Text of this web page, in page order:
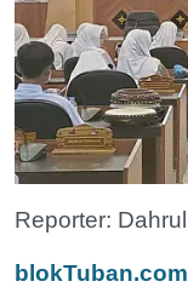
Reporter:
blokTuban.com